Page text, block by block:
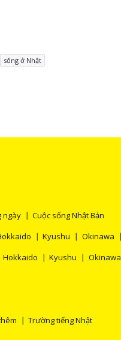
sống ở Nhật
ngày
Cuộc sống Nhật Bản
Kyushu Okinawa
Hokkaido Kyushu Okinawa
Trường tiếng Nhật